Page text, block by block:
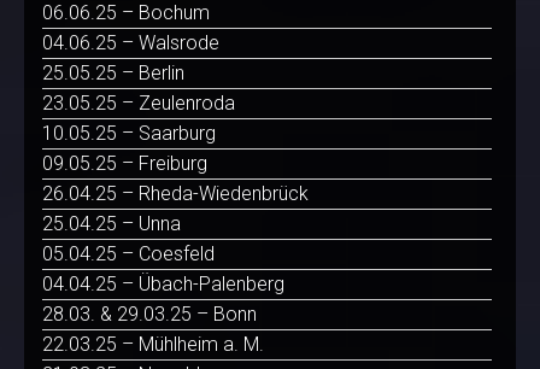
06.06.25 – Bochum
04.06.25 – Walsrode
25.05.25 – Berlin
23.05.25 – Zeulenroda
10.05.25 – Saarburg
09.05.25 – Freiburg
26.04.25 – Rheda-Wiedenbrück
25.04.25 – Unna
05.04.25 – Coesfeld
04.04.25 – Übach-Palenberg
28.03. & 29.03.25 – Bonn
22.03.25 – Mühlheim a. M.